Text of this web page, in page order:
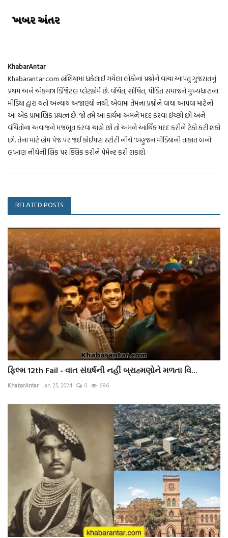
KhabarAntar
Khabarantar.com હાંશિયામાં ધકેલાઈ ગયેલા લોકોનાં પ્રશ્નોને વાચા આપતું ગુજરાતનું
પ્રથમ અને એકમાત્ર ડિજિટલ પ્લેટફોર્મ છે. વંચિત, શોષિત, પીડિત સમાજને મુખ્યધારાના
મીડિયા દ્વારા થતો અન્યાય અજાણ્યો નથી. એવામાં તેમના પ્રશ્નોને વાચા આપવા માટેનો
આ એક પ્રામાણિક પ્રયત્ન છે. જો તમે આ કાર્યમાં અમને મદદ કરવા ઈચ્છો છો અને
વંચિતોના અવાજને મજબૂત કરવા ચાહો છો તો અમને આર્થિક મદદ કરીને ટેકો કરી શકો
છો. તેના માટે હોમ પેજ પર જઈ કોઈપણ સ્ટોરી નીચે 'બહુજન મીડિયાની તાકાત બનો'
લખાણ નીચેની લિંક પર ક્લિક કરીને પેમેન્ટ કરી શકાશે.
RELATED POSTS
ફિલ્મ 12th Fail - વાત સંઘર્ષની નહીં બ્રાહ્મણોને મળતા વિ...
KhabarAntar Jan 25, 2024 0 686